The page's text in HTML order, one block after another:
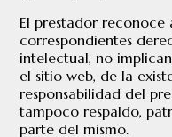
El prestador reconoce
correspondientes
intelectual, no
el sitio web, de la
responsabilidad del
tampoco respaldo,
parte del mismo.